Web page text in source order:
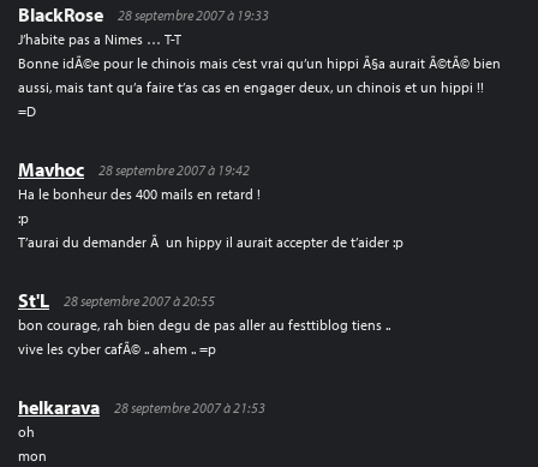
BlackRose
28 septembre 2007 à 19:33
J’habite pas a Nimes … T-T
Bonne idÃ©e pour le chinois mais c’est vrai qu’un hippi Ã§a aurait Ã©tÃ© bien
aussi, mais tant qu’a faire t’as cas en engager deux, un chinois et un hippi !!
=D
Mavhoc
28 septembre 2007 à 19:42
Ha le bonheur des 400 mails en retard !
:p
T’aurai du demander Ã un hippy il aurait accepter de t’aider :p
St'L
28 septembre 2007 à 20:55
bon courage, rah bien degu de pas aller au festtiblog tiens ..
vive les cyber cafÃ© .. ahem .. =p
helkarava
28 septembre 2007 à 21:53
oh
mon